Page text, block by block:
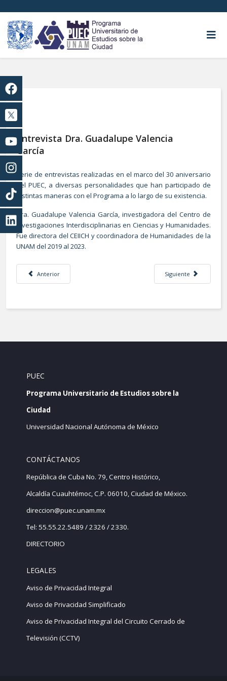
Entrevista Dra. Guadalupe Valencia
García
Serie de entrevistas realizadas en el marco del 30 aniversario
del PUEC, a diversas personalidades que han participado de
distintas maneras con el Programa a lo largo de su existencia.
Dra. Guadalupe Valencia García, investigadora del Centro de
Investigaciones Interdisciplinarias en Ciencias y Humanidades.
Fue directora del CEIICH y coordinadora de Humanidades de la
UNAM del 2019 al 2023.
Artículo anterior: Entrevista Dr. Javier Delgado Campos
Anterior Artículo siguiente:
Siguiente
PUEC
Programa Universitario de Estudios sobre la
Ciudad
Universidad Nacional Autónoma de México
CONTÁCTANOS
República de Cuba No. 79, Centro Histórico,
Alcaldía Cuauhtémoc, C.P. 06010, Ciudad de México.
direccion@puec.unam.mx
Tel: 55.55.22.5489 / 2326 / 2330.
DIRECTORIO
LEGALES
Aviso de Privacidad Integral
Aviso de Privacidad Simplificado
Aviso de Privacidad Integral del Circuito Cerrado de
Televisión (CCTV)